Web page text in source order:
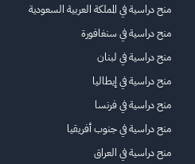
منح دراسية في المملكة العربية السعودية
منح دراسية في سنغافورة
منح دراسية في لبنان
منح دراسية في إيطاليا
منح دراسية في فرنسا
منح دراسية في جنوب أفريقيا
منح دراسية في العراق